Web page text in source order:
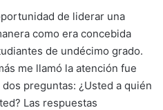
de liderar una
como era concebida
de undécimo grado.
me llamó la atención fue
preguntas: ¿Usted a quién
Las respuestas